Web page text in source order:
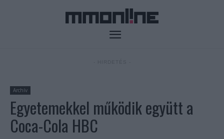
Archív
Egyetemekkel működik együtt a
Coca-Cola HBC